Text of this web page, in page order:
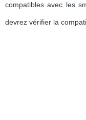
compatibles avec les
devrez vérifier la